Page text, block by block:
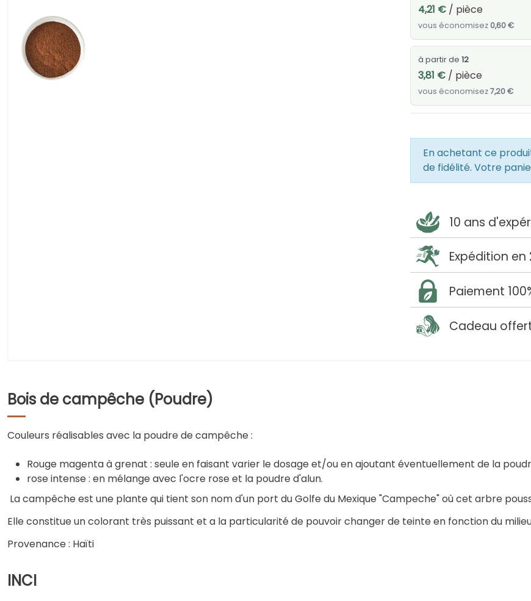
4,21 € / pièce
vous économisez 0,60 €
à partir de 12
3,81 € / pièce
vous économisez7,20 €
En achetant ce
de fidélité. Votre
10 ans
Expédition en
Paiement
Cadeau
Bois de campêche (Poudre)
Couleurs réalisables avec la poudre de campêche :
Rouge magenta à grenat : seule en faisant varier le dosage et/ou en ajoutant éventuellement de la
rose intense : en mélange avec l'ocre rose et la poudre d'alun.
La campêche est une plante qui tient son nom d'un port du Golfe du Mexique "Campeche" où cet arbre
Elle constitue un colorant très puissant et a la particularité de pouvoir changer de teinte en fonction du
Provenance : Haïti
INCI